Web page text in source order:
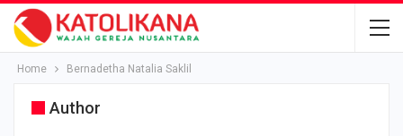
Home Bernadetha Natalia Saklil
Author